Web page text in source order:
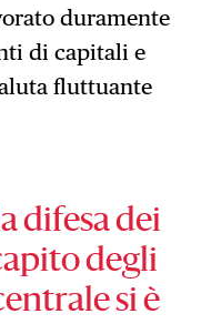
duramente
di capitali e
fluttuante
difesa dei
degli
si è